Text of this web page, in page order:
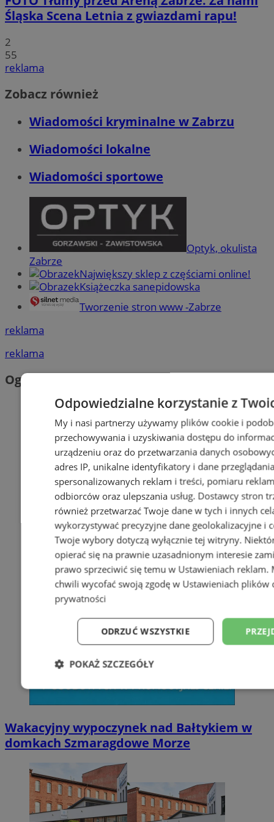
Śląska Scena Letnia z gwiazdami rapu!
2
55
reklama
Zobacz również
Wiadomości kryminalne w Zabrzu
Wiadomości lokalne
Wiadomości sportowe
Optyk, okulista
Zabrze
Największy sklep z częściami online!
Książeczka sanepidowska
Tworzenie stron www -Zabrze
reklama
reklama
Ogłoszenia
Wakacyjny wypoczynek nad Bałtykiem w
domkach Szmaragdowe Morze
Odpowiedzialne korzystanie z
My i nasi partnerzy używamy plików cookie i
przechowywania i uzyskiwania dostępu do
urządzeniu oraz do przetwarzania danych
adres IP, unikalne identyfikatory i dane
spersonalizowanych reklam i treści, pomiaru
odbiorców oraz ulepszania usług. Dostawcy stron
również przetwarzać Twoje dane w tych i innych
wykorzystywać precyzyjne dane geolokalizacyjne i
Twoje wybory dotyczą wyłącznie tej witryny.
opierać się na prawnie uzasadnionym interesie
prawo sprzeciwić się temu w Ustawieniach reklam.
chwili wycofać swoją zgodę w Ustawieniach plików
prywatności
ODRZUĆ WSZYSTKIE
POKAŻ SZCZEGÓŁY
Niezbędne Wydajność
Niesklasyfikowane